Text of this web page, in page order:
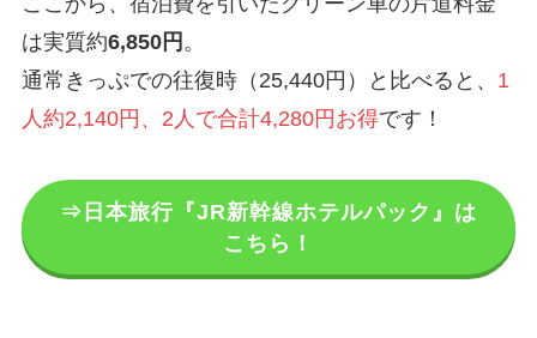
は実質約6,850円 。
通常きっぷでの往復時（25,440円）と比べると、 1
人約2,140円、2人で合計4,280円お得です！
⇒日本旅行『JR新幹線ホテルパック』は
こちら！